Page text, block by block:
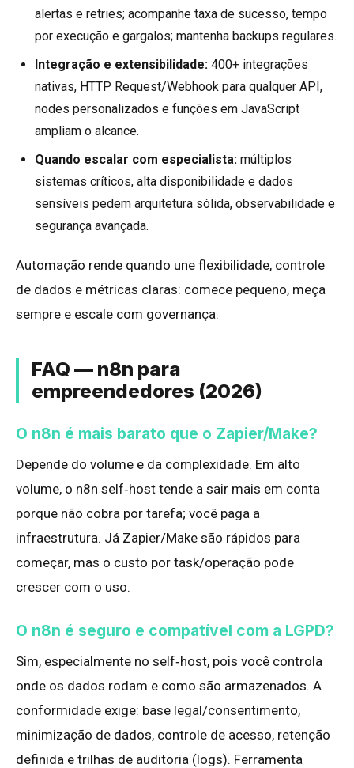
alertas e retries; acompanhe taxa de sucesso, tempo
por execução e gargalos; mantenha backups regulares.
Integração e extensibilidade: 400+ integrações
nativas, HTTP Request/Webhook para qualquer API,
nodes personalizados e funções em JavaScript
ampliam o alcance.
Quando escalar com especialista: múltiplos
sistemas críticos, alta disponibilidade e dados
sensíveis pedem arquitetura sólida, observabilidade e
segurança avançada.
Automação rende quando une flexibilidade, controle
de dados e métricas claras: comece pequeno, meça
sempre e escale com governança.
FAQ — n8n para
empreendedores (2026)
O n8n é mais barato que o Zapier/Make?
Depende do volume e da complexidade. Em alto
volume, o n8n self‑host tende a sair mais em conta
porque não cobra por tarefa; você paga a
infraestrutura. Já Zapier/Make são rápidos para
começar, mas o custo por task/operação pode
crescer com o uso.
O n8n é seguro e compatível com a LGPD?
Sim, especialmente no self‑host, pois você controla
onde os dados rodam e como são armazenados. A
conformidade exige: base legal/consentimento,
minimização de dados, controle de acesso, retenção
definida e trilhas de auditoria (logs). Ferramenta